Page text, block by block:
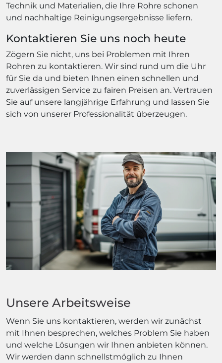
Technik und Materialien, die Ihre Rohre schonen
und nachhaltige Reinigungsergebnisse liefern.
Kontaktieren Sie uns noch heute
Zögern Sie nicht, uns bei Problemen mit Ihren
Rohren zu kontaktieren. Wir sind rund um die Uhr
für Sie da und bieten Ihnen einen schnellen und
zuverlässigen Service zu fairen Preisen an. Vertrauen
Sie auf unsere langjährige Erfahrung und lassen Sie
sich von unserer Professionalität überzeugen.
Unsere Arbeitsweise
Wenn Sie uns kontaktieren, werden wir zunächst
mit Ihnen besprechen, welches Problem Sie haben
und welche Lösungen wir Ihnen anbieten können.
Wir werden dann schnellstmöglich zu Ihnen